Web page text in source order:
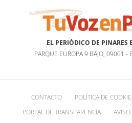
EL PERIÓDICO DE PINARES
PARQUE EUROPA 9 BAJO, 09001
CONTACTO POLÍTICA DE
PORTAL DE TRANSPARENCIA